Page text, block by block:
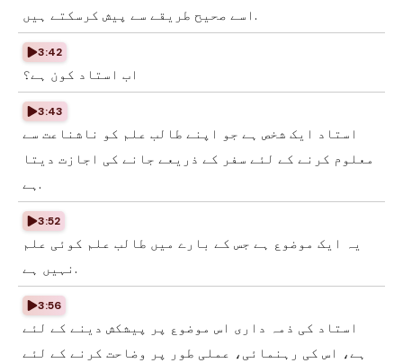
اسے صحیح طریقے سے پیش کرسکتے ہیں.
3:42
اب استاد کون ہے؟
3:43
استاد ایک شخص ہے جو اپنے طالب علم کو ناشناعت سے
معلوم کرنے کے لئے سفر کے ذریعے جانے کی اجازت دیتا
ہے.
3:52
یہ ایک موضوع ہے جس کے بارے میں طالب علم کوئی علم
نہیں ہے.
3:56
استاد کی ذمہ داری اس موضوع پر پیشکش دینے کے لئے
ہے، اس کی رہنمائی، عملی طور پر وضاحت کرنے کے لئے